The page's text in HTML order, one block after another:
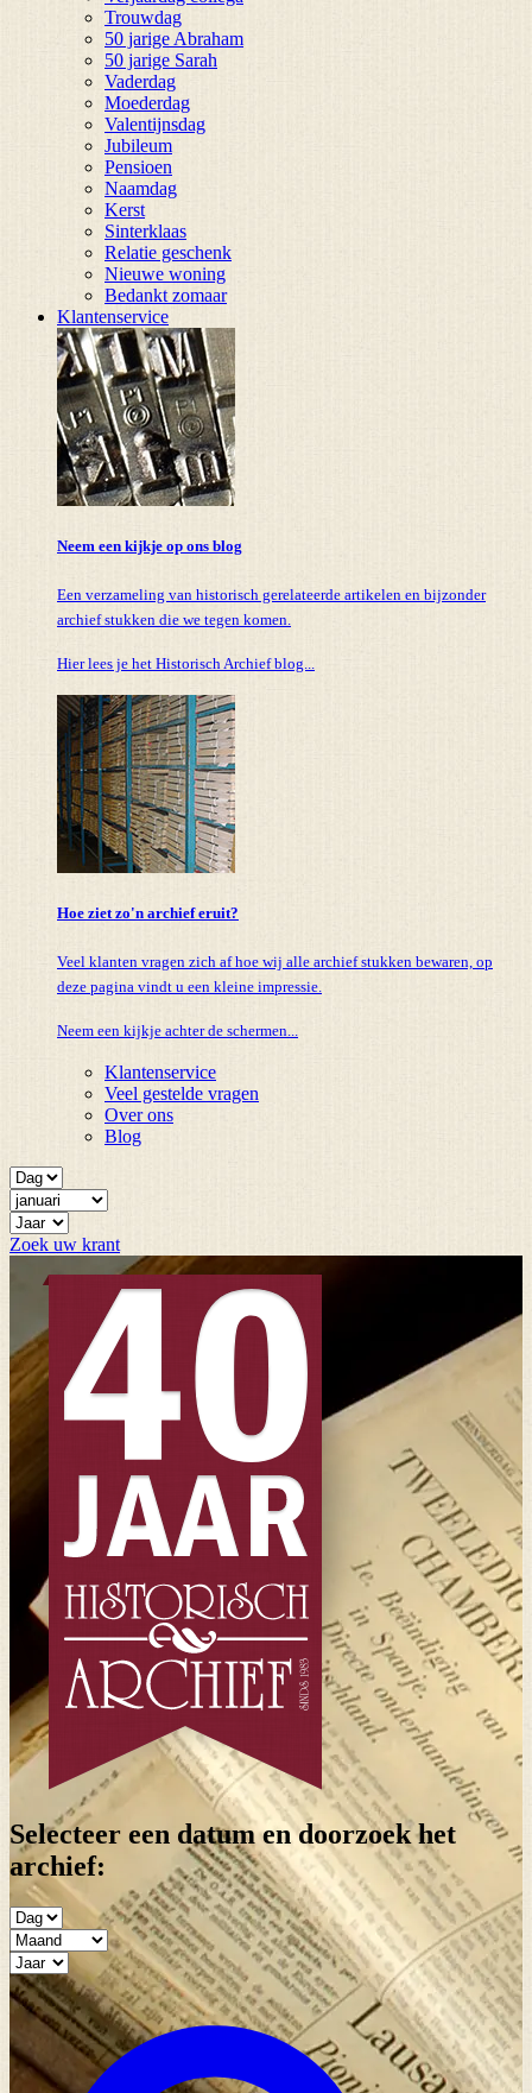
Trouwdag
50 jarige Abraham
50 jarige Sarah
Vaderdag
Moederdag
Valentijnsdag
Jubileum
Pensioen
Naamdag
Kerst
Sinterklaas
Relatie geschenk
Nieuwe woning
Bedankt zomaar
Klantenservice
Neem een kijkje op ons blog
Een verzameling van historisch gerelateerde artikelen en bijzonder
archief stukken die we tegen komen.
Hier lees je het Historisch Archief blog...
Hoe ziet zo'n archief eruit?
Veel klanten vragen zich af hoe wij alle archief stukken bewaren, op
deze pagina vindt u een kleine impressie.
Neem een kijkje achter de schermen...
Klantenservice
Veel gestelde vragen
Over ons
Blog
Zoek uw krant
Selecteer een datum en doorzoek het
archief: